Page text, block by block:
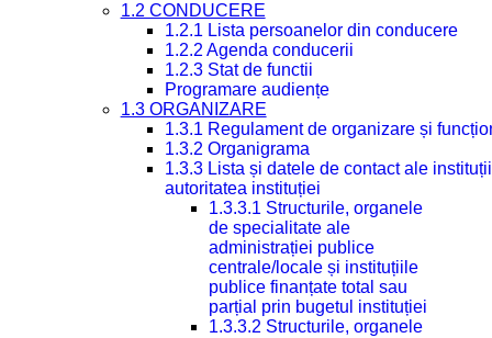
1.2 CONDUCERE
1.2.1 Lista persoanelor din conducere
1.2.2 Agenda conducerii
1.2.3 Stat de functii
Programare audiențe
1.3 ORGANIZARE
1.3.1 Regulament de organizare și
1.3.2 Organigrama
1.3.3 Lista și datele de contact ale
autoritatea instituției
1.3.3.1 Structurile, organele
de specialitate ale
administrației publice
centrale/locale și instituțiile
publice finanțate total sau
parțial prin bugetul instituției
1.3.3.2 Structurile, organele